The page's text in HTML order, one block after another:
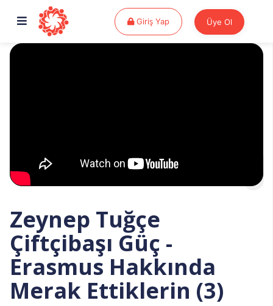
Giriş YapGiriş Yap Üye Ol
Zeynep Tuğçe
Çiftçibaşı Güç -
Erasmus Hakkında
Merak Ettiklerin (3)